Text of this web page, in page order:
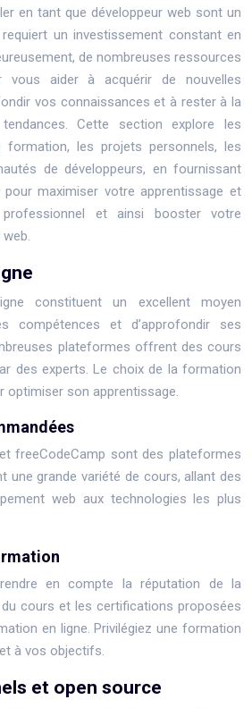
en tant que développeur web sont un
un investissement constant en
de nombreuses ressources
vous aider à acquérir de nouvelles
vos connaissances et à rester à la
Cette section explore les
les projets personnels, les
de développeurs, en fournissant
maximiser votre apprentissage et
professionnel et ainsi booster votre
constituent un excellent moyen
compétences et d’approfondir ses
plateformes offrent des cours
des experts. Le choix de la formation
optimiser son apprentissage.
freeCodeCamp sont des plateformes
une grande variété de cours, allant des
web aux technologies les plus
en compte la réputation de la
cours et les certifications proposées
en ligne. Privilégiez une formation
à vos objectifs.
et open source